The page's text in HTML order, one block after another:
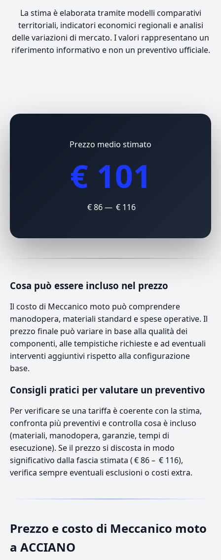
La stima è elaborata tramite modelli comparativi
territoriali, indicatori economici regionali e analisi
delle variazioni di mercato. I valori rappresentano un
riferimento informativo e non un preventivo ufficiale.
Prezzo medio stimato
€ 101
€ 86 — € 116
Cosa può essere incluso nel prezzo
Il costo di Meccanico moto può comprendere
manodopera, materiali standard e spese operative. Il
prezzo finale può variare in base alla qualità dei
componenti, alle tempistiche richieste e ad eventuali
interventi aggiuntivi rispetto alla configurazione
base.
Consigli pratici per valutare un preventivo
Per verificare se una tariffa è coerente con la stima,
confronta più preventivi e controlla cosa è incluso
(materiali, manodopera, garanzie, tempi di
esecuzione). Se il prezzo si discosta in modo
significativo dalla fascia stimata ( € 86 – € 116),
verifica sempre eventuali esclusioni o costi extra.
Prezzo e costo di Meccanico moto
a ACCIANO